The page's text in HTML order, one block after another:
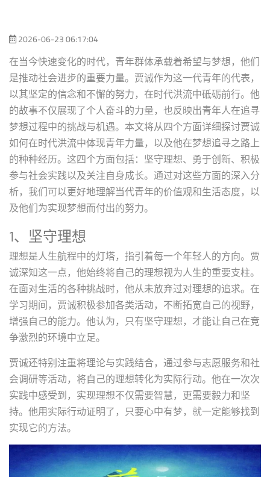
2026-06-23 06:17:04
在当今快速变化的时代，青年群体承载着希望与梦想，他们
是推动社会进步的重要力量。贾诚作为这一代青年的代表，
以其坚定的信念和不懈的努力，在时代洪流中砥砺前行。他
的故事不仅展现了个人奋斗的力量，也反映出青年人在追寻
梦想过程中的挑战与机遇。本文将从四个方面详细探讨贾诚
如何在时代洪流中体现青年力量，以及他在梦想追寻之路上
的种种经历。这四个方面包括：坚守理想、勇于创新、积极
参与社会实践以及关注自身成长。通过对这些方面的深入分
析，我们可以更好地理解当代青年的价值观和生活态度，以
及他们为实现梦想而付出的努力。
1、坚守理想
理想是人生航程中的灯塔，指引着每一个年轻人的方向。贾
诚深知这一点，他始终将自己的理想视为人生的重要支柱。
在面对生活的各种挑战时，他从未放弃过对理想的追求。在
学习期间，贾诚积极参加各类活动，不断拓宽自己的视野，
增强自己的能力。他认为，只有坚守理想，才能让自己在竞
争激烈的环境中立足。
贾诚还特别注重将理论与实践结合，通过参与志愿服务和社
会调研等活动，将自己的理想转化为实际行动。他在一次次
实践中感受到，实现理想不仅需要智慧，更需要毅力和坚
持。他用实际行动证明了，只要心中有梦，就一定能够找到
实现它的方法。